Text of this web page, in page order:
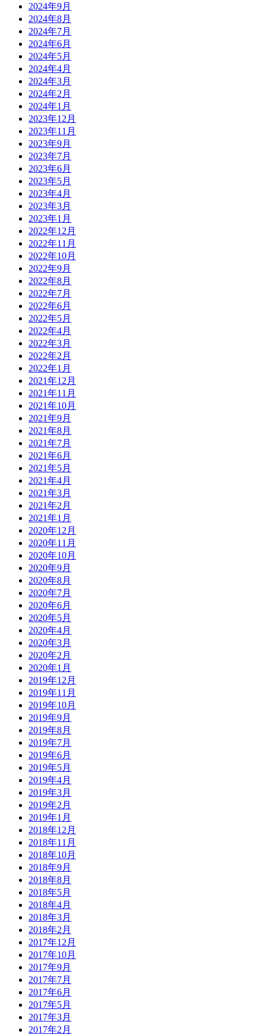
2024年9月
2024年8月
2024年7月
2024年6月
2024年5月
2024年4月
2024年3月
2024年2月
2024年1月
2023年12月
2023年11月
2023年9月
2023年7月
2023年6月
2023年5月
2023年4月
2023年3月
2023年1月
2022年12月
2022年11月
2022年10月
2022年9月
2022年8月
2022年7月
2022年6月
2022年5月
2022年4月
2022年3月
2022年2月
2022年1月
2021年12月
2021年11月
2021年10月
2021年9月
2021年8月
2021年7月
2021年6月
2021年5月
2021年4月
2021年3月
2021年2月
2021年1月
2020年12月
2020年11月
2020年10月
2020年9月
2020年8月
2020年7月
2020年6月
2020年5月
2020年4月
2020年3月
2020年2月
2020年1月
2019年12月
2019年11月
2019年10月
2019年9月
2019年8月
2019年7月
2019年6月
2019年5月
2019年4月
2019年3月
2019年2月
2019年1月
2018年12月
2018年11月
2018年10月
2018年9月
2018年8月
2018年5月
2018年4月
2018年3月
2018年2月
2017年12月
2017年10月
2017年9月
2017年7月
2017年6月
2017年5月
2017年3月
2017年2月